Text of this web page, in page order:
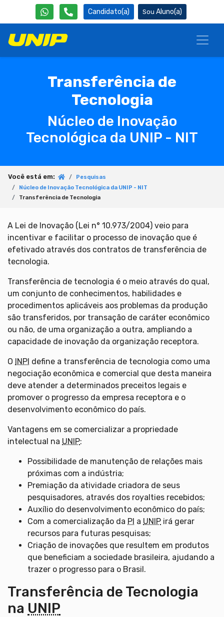
Candidato(a) Aluno(a)
Transferência de
Tecnologia
Núcleo de Inovação
Tecnológica da UNIP - NIT
Você está em:
Pesquisas
Núcleo de Inovação Tecnológica da UNIP - NIT
Transferência de Tecnologia
A Lei de Inovação (Lei n° 10.973/2004) veio para
incentivar e facilitar o processo de inovação que é
efetivado através dos contratos de transferência de
tecnologia.
Transferência de tecnologia é o meio através do qual,
um conjunto de conhecimentos, habilidades e
procedimentos aplicáveis aos problemas da produção
são transferidos, por transação de caráter econômico
ou não, de uma organização a outra, ampliando a
capacidade de inovação da organização receptora.
O INPI define a transferência de tecnologia como uma
negociação econômica e comercial que desta maneira
deve atender a determinados preceitos legais e
promover o progresso da empresa receptora e o
desenvolvimento econômico do país.
Vantagens em se comercializar a propriedade
intelectual na UNIP:
Possibilidade de manutenção de relações mais
próximas com a indústria;
Premiação da atividade criadora de seus
pesquisadores, através dos royalties recebidos;
Auxílio do desenvolvimento econômico do país;
Com a comercialização da PI a UNIP irá gerar
recursos para futuras pesquisas;
Criação de inovações que resultem em produtos
que beneficiam a sociedade brasileira, ajudando a
trazer o progresso para o Brasil.
Transferência de Tecnologia
na UNIP